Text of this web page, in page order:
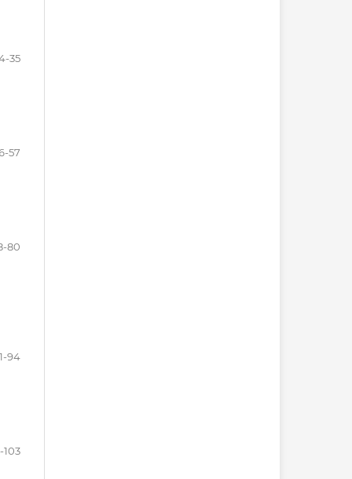
35
57
80
94
103